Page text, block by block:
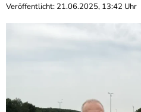
Veröffentlicht: 21.06.2025, 13:42 Uhr